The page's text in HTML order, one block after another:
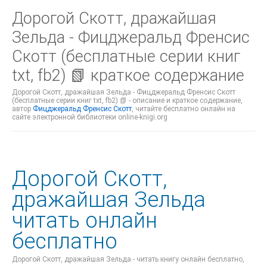
Дорогой Скотт, дражайшая
Зельда - Фицджеральд Френсис
Скотт (бесплатные серии книг
txt, fb2) 📗 краткое содержание
Дорогой Скотт, дражайшая Зельда - Фицджеральд Френсис Скотт
(бесплатные серии книг txt, fb2) 📗 - описание и краткое содержание,
автор Фицджеральд Френсис Скотт , читайте бесплатно онлайн на
сайте электронной библиотеки online-knigi.org
Дорогой Скотт,
дражайшая Зельда
читать онлайн
бесплатно
Дорогой Скотт, дражайшая Зельда - читать книгу онлайн бесплатно,